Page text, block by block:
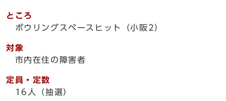
ところ
ボウリングスペースヒット（小阪2）
対象
市内在住の障害者
定員・定数
16人（抽選）